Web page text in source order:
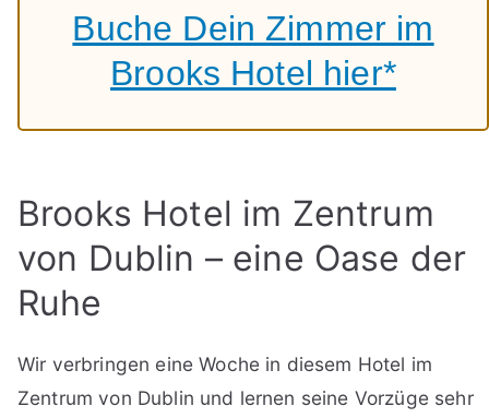
Buche Dein Zimmer im
Brooks Hotel hier*
Brooks Hotel im Zentrum
von Dublin – eine Oase der
Ruhe
Wir verbringen eine Woche in diesem Hotel im
Zentrum von Dublin und lernen seine Vorzüge sehr